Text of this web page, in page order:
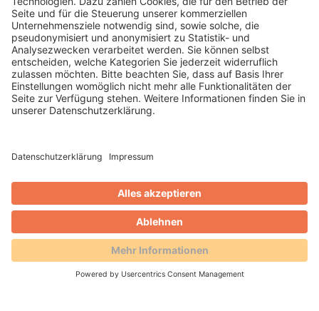
Schüler-Praktikum bei der AVS
GmbH: Julian im Marketing